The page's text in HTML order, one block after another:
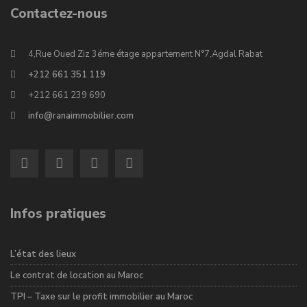
Contactez-nous
4,Rue Oued Ziz 3éme étage appartement N°7,Agdal Rabat
+212 661 351 119
+212 661 239 690
info@ranaimmobilier.com
Infos pratiques
L’état des lieux
Le contrat de location au Maroc
TPI – Taxe sur le profit immobilier au Maroc